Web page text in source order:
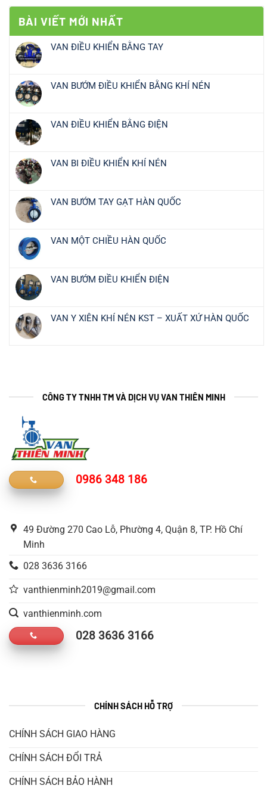
BÀI VIẾT MỚI NHẤT
VAN ĐIỀU KHIỂN BẰNG TAY
VAN BƯỚM ĐIỀU KHIỂN BẰNG KHÍ NÉN
VAN ĐIỀU KHIỂN BẰNG ĐIỆN
VAN BI ĐIỀU KHIỂN KHÍ NÉN
VAN BƯỚM TAY GẠT HÀN QUỐC
VAN MỘT CHIỀU HÀN QUỐC
VAN BƯỚM ĐIỀU KHIỂN ĐIỆN
VAN Y XIÊN KHÍ NÉN KST – XUẤT XỨ HÀN QUỐC
CÔNG TY TNHH TM VÀ DỊCH VỤ VAN THIÊN MINH
0986 348 186
49 Đường 270 Cao Lỗ, Phường 4, Quận 8, TP. Hồ Chí
Minh
028 3636 3166
vanthienminh2019@gmail.com
vanthienminh.com
028 3636 3166
CHÍNH SÁCH HỖ TRỢ
CHÍNH SÁCH GIAO HÀNG
CHÍNH SÁCH ĐỔI TRẢ
CHÍNH SÁCH BẢO HÀNH